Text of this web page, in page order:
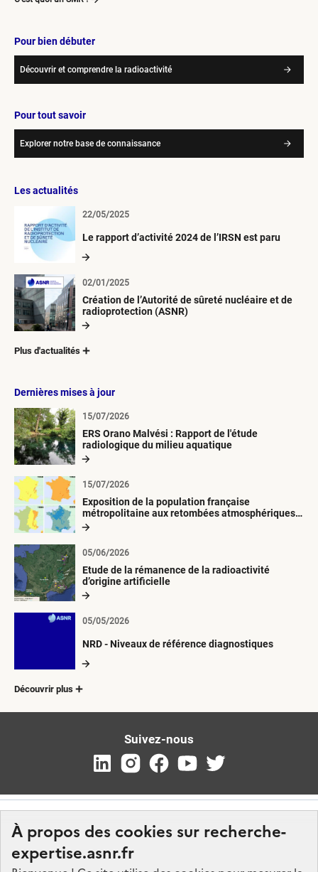
À propos des cookies sur recherche-
expertise.asnr.fr
Pour bien débuter
Découvrir et comprendre la radioactivité
Pour tout savoir
Explorer notre base de connaissance
Les actualités
Le rapport d’activité 2024 de l’IRSN est paru
22/05/2025
Création de l’Autorité de sûreté nucléaire et de
radioprotection (ASNR)
02/01/2025
Plus d'actualités
Dernières mises à jour
ERS Orano Malvési : Rapport de l'étude
radiologique du milieu aquatique
15/07/2026
Exposition de la population française
métropolitaine aux retombées atmosphériques
radioactives depuis 1945
15/07/2026
Etude de la rémanence de la radioactivité
d’origine artificielle
05/06/2026
NRD - Niveaux de référence diagnostiques
05/05/2026
Découvrir plus
Suivez-nous